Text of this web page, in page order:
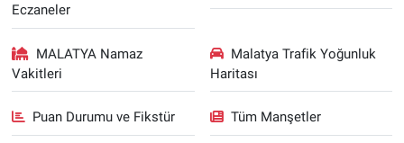
Eczaneler
MALATYA Namaz
Vakitleri
Malatya Trafik Yoğunluk
Haritası
Puan Durumu ve Fikstür Tüm Manşetler